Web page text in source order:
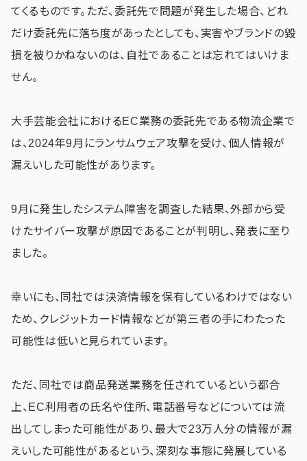
てくるものです。ただ、委託先で問題が発生した場合、どれ
だけ委託先に落ち度があったとしても、実害やブランドの毀
損を被りかねないのは、自社であることは忘れてはいけま
せん。
大手芸能会社におけるEC業務の委託先である物流企業で
は、2024年9月にランサムウェア攻撃を受け、個人情報が
漏えいした可能性があります。
9月に発生したシステム障害を調査した結果、外部から受
けたサイバー攻撃が原因であることが判明し、発表に至り
ました。
幸いにも、同社では決済情報を保有しているわけではない
ため、クレジットカード情報などが第三者の手にわたった
可能性は低いと見られています。
ただ、同社では商品発送業務を任されているという都合
上、EC利用者の氏名や住所、電話番号などについては流
出してしまった可能性があり、最大で23万人分の情報が漏
えいした可能性があるという、深刻な事態に発展している